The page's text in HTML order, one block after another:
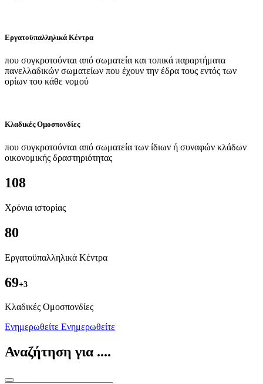
Εργατοϋπαλληλικά Κέντρα
που συγκροτούνται από σωματεία και τοπικά παραρτήματα
πανελλαδικών σωματείων που έχουν την έδρα τους εντός των
ορίων του κάθε νομού
Κλαδικές Ομοσπονδίες
που συγκροτούνται από σωματεία των ίδιων ή συναφών κλάδων
οικονομικής δραστηριότητας
108
Χρόνια ιστορίας
80
Εργατοϋπαλληλικά Κέντρα
69+3
Kλαδικές Ομοσπονδίες
Ενημερωθείτε Ενημερωθείτε
Αναζήτηση για ....